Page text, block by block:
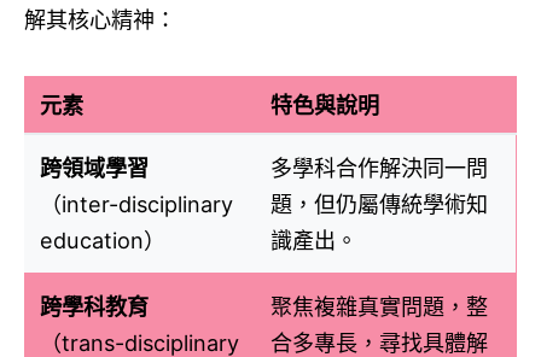
解其核心精神：
元素 特色與說明
跨領域學習
（inter-disciplinary
education）
多學科合作解決同一問
題，但仍屬傳統學術知
識產出。
跨學科教育
（trans-disciplinary
聚焦複雜真實問題，整
合多專長，尋找具體解